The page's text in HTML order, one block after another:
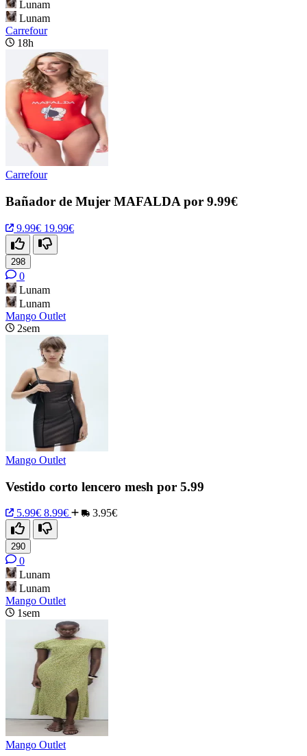
Lunam
Lunam
Carrefour
18h
Carrefour
Bañador de Mujer MAFALDA por 9.99€
9.99€ 19.99€
298
0
Lunam
Lunam
Mango Outlet
2sem
Mango Outlet
Vestido corto lencero mesh por 5.99
5.99€ 8.99€ 3.95€
290
0
Lunam
Lunam
Mango Outlet
1sem
Mango Outlet